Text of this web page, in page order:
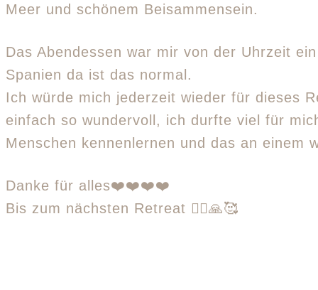
Meer und schönem Beisammensein.
Das Abendessen war mir von der Uhrzeit
Spanien da ist das normal.
Ich würde mich jederzeit wieder für dieses
einfach so wundervoll, ich durfte viel für
Menschen kennenlernen und das an einem
Danke für alles❤️❤️❤️❤️
Bis zum nächsten Retreat 🧘‍♀️🙏🥰